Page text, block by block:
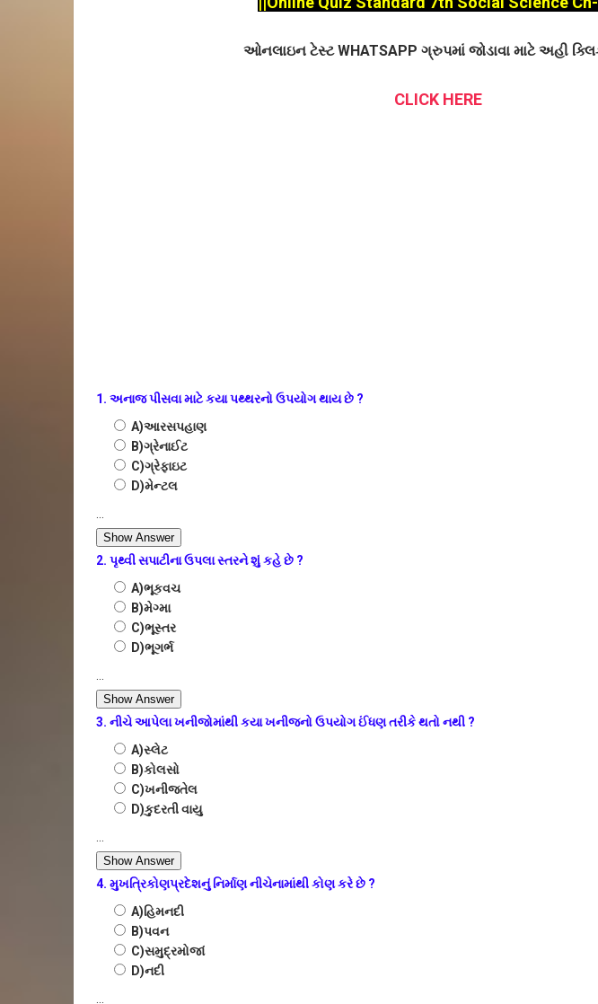
ઓનલાઇન ટેસ્ટ WHATSAPP ગ્રુપમાં જોડાવા માટે અહી
CLICK HERE
1. અનાજ પીસવા માટે કયા પથ્થરનો ઉપયોગ થાય છે ?
A)આરસપહાણ
B)ગ્રેનાઈટ
C)ગ્રેફાઇટ
D)મેન્ટલ
Show Answer
2. પૃથ્વી સપાટીના ઉપલા સ્તરને શું કહે છે ?
A)ભૂકવચ
B)મેગ્મા
C)ભૂસ્તર
D)ભૂગર્ભ
Show Answer
3. નીચે આપેલા ખનીજોમાંથી કયા ખનીજનો ઉપયોગ ઈંધણ તરીકે થતો નથી ?
A)સ્લેટ
B)કોલસો
C)ખનીજતેલ
D)કુદરતી વાયુ
Show Answer
4. મુખત્રિકોણપ્રદેશનું નિર્માણ નીચેનામાંથી કોણ કરે છે ?
A)હિમનદી
B)પવન
C)સમુદ્રમોજાં
D)નદી